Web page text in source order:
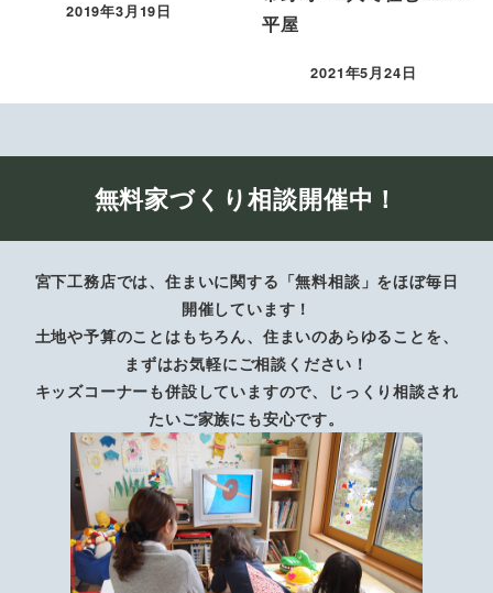
投稿日
2019年3月19日
平屋
投稿日
2021年5月24日
無料家づくり相談開催中！
宮下工務店では、住まいに関する「無料相談」をほぼ毎日
開催しています！
土地や予算のことはもちろん、住まいのあらゆることを、
まずはお気軽にご相談ください！
キッズコーナーも併設していますので、じっくり相談され
たいご家族にも安心です。